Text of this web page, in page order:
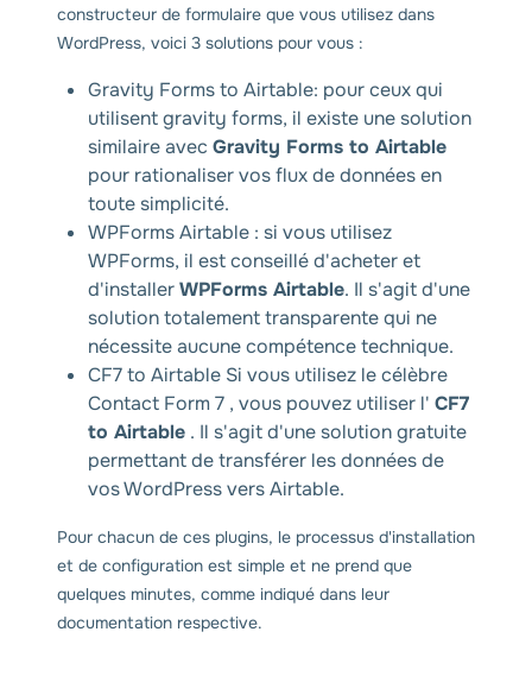
constructeur de formulaire que vous utilisez dans
WordPress, voici 3 solutions pour vous :
Gravity Forms to Airtable: pour ceux qui
utilisent gravity forms, il existe une solution
similaire avec Gravity Forms to Airtable
pour rationaliser vos flux de données en
toute simplicité.
WPForms Airtable : si vous utilisez
WPForms, il est conseillé d'acheter et
d'installerWPForms Airtable. Il s'agit d'une
solution totalement transparente qui ne
nécessite aucune compétence technique.
CF7 to Airtable Si vous utilisez le célèbre
Contact Form 7 , vous pouvez utiliser l' CF7
to Airtable . Il s'agit d'une solution gratuite
permettant de transférer les données de
vos WordPress vers Airtable.
Pour chacun de ces plugins, le processus d'installation
et de configuration est simple et ne prend que
quelques minutes, comme indiqué dans leur
documentation respective.